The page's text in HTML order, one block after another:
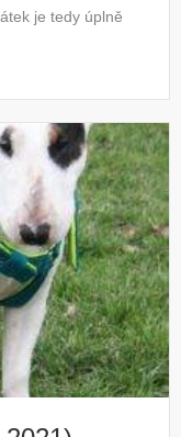
je tedy úplně